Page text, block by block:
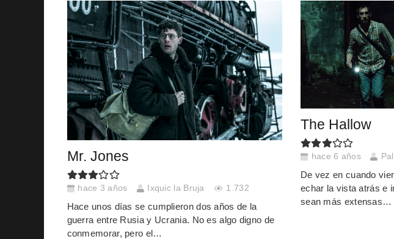
Mr. Jones
hace 3 años Ixquic la Bruja 1.732
Hace unos días se cumplieron dos años de la
guerra entre Rusia y Ucrania. No es algo digno de
conmemorar, pero el…
The Hallow
hace 6 años
De vez en cuando
echar la vista atrás e
sean más extensas…